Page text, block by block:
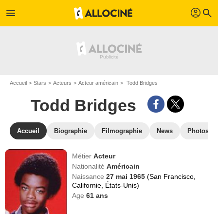
menu profil search
Accueil Stars Acteurs Acteur américain Todd Bridges
Todd Bridges
Accueil Biographie Filmographie News Photos
MétierActeur
NationalitéAméricain
Naissance27 mai 1965(San Francisco,
Californie, États-Unis)
Age61 ans